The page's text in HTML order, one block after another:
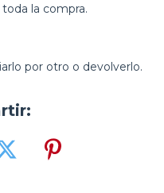
la compra.
por otro o devolverlo.